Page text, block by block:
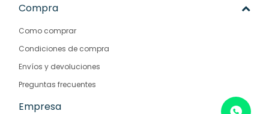
Compra
Como comprar
Condiciones de compra
Envíos y devoluciones
Preguntas frecuentes
Empresa